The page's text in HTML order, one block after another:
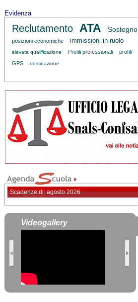
Evidenza
Reclutamento ATA Sostegno
posizioni economiche immissioni in ruolo
elevata qualificazione Profili professionali
profili
GPS
destinazione
Scadenze di: agosto 2026
Videogallery